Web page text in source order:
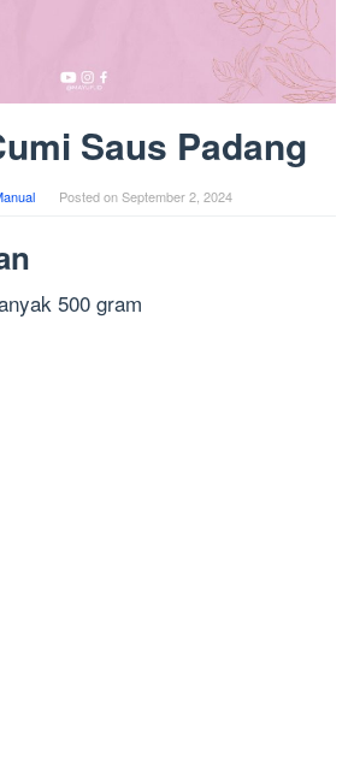
Saus Padang
Posted onSeptember 2, 2024
500 gram